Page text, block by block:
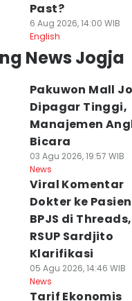
Past?
6 Aug 2026, 14:00 WIB
English
News Jogja
Pakuwon Mall
Dipagar Tinggi,
Manajemen
Bicara
03 Agu 2026, 19:57 WIB
News
Viral Komentar
Dokter ke Pasien
BPJS di Threads,
RSUP Sardjito
Klarifikasi
05 Agu 2026, 14:46 WIB
News
Tarif Ekonomis